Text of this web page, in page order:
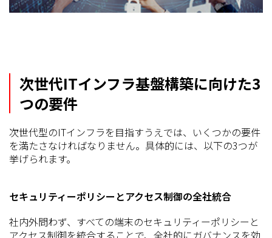
次世代ITインフラ基盤構築に向けた3
つの要件
次世代型のITインフラを目指すうえでは、いくつかの要件
を満たさなければなりません。具体的には、以下の3つが
挙げられます。
セキュリティーポリシーとアクセス制御の全社統合
社内外問わず、すべての端末のセキュリティーポリシーと